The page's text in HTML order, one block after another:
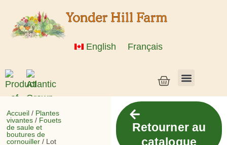
English Français
Accueil / Plantes
vivantes / Fouets
de saule et
boutures de
cornouiller / Lot
Retourner au
catalogue